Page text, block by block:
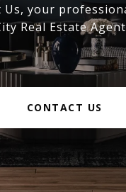
Us, your
Real Estate
CONTACT US